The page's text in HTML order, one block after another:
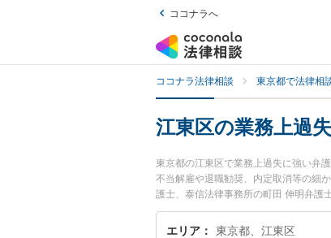
ココナラへ
ココナラ法律相談 東京都で法律相
江東区の業務上過
東京都の江東区で業務上過失に強い弁
不当解雇や退職勧奨、内定取消等の細
護士、泰信法律事務所の町田 伸明弁護
護士に相談したい』『業務上過失のト
どでお困りの相談者さんにおすすめです
エリア 東京都、江東区